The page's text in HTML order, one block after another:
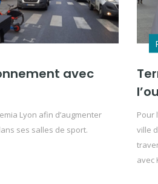
avec
Lyon afin d’augmenter
ses salles de sport.
Pour
ville
avec